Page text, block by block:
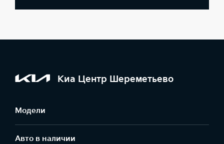
Киа Центр Шереметьево
Модели
Авто в наличии